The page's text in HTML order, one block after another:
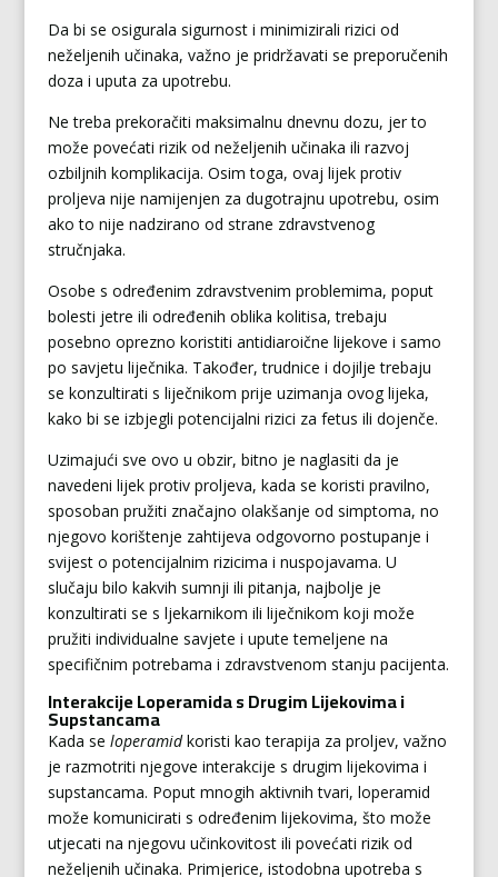
Da bi se osigurala sigurnost i minimizirali rizici od
neželjenih učinaka, važno je pridržavati se preporučenih
doza i uputa za upotrebu.
Ne treba prekoračiti maksimalnu dnevnu dozu, jer to
može povećati rizik od neželjenih učinaka ili razvoj
ozbiljnih komplikacija. Osim toga, ovaj lijek protiv
proljeva nije namijenjen za dugotrajnu upotrebu, osim
ako to nije nadzirano od strane zdravstvenog
stručnjaka.
Osobe s određenim zdravstvenim problemima, poput
bolesti jetre ili određenih oblika kolitisa, trebaju
posebno oprezno koristiti antidiaroične lijekove i samo
po savjetu liječnika. Također, trudnice i dojilje trebaju
se konzultirati s liječnikom prije uzimanja ovog lijeka,
kako bi se izbjegli potencijalni rizici za fetus ili dojenče.
Uzimajući sve ovo u obzir, bitno je naglasiti da je
navedeni lijek protiv proljeva, kada se koristi pravilno,
sposoban pružiti značajno olakšanje od simptoma, no
njegovo korištenje zahtijeva odgovorno postupanje i
svijest o potencijalnim rizicima i nuspojavama. U
slučaju bilo kakvih sumnji ili pitanja, najbolje je
konzultirati se s ljekarnikom ili liječnikom koji može
pružiti individualne savjete i upute temeljene na
specifičnim potrebama i zdravstvenom stanju pacijenta.
Interakcije Loperamida s Drugim Lijekovima i
Supstancama
Kada se loperamidkoristi kao terapija za proljev, važno
je razmotriti njegove interakcije s drugim lijekovima i
supstancama. Poput mnogih aktivnih tvari, loperamid
može komunicirati s određenim lijekovima, što može
utjecati na njegovu učinkovitost ili povećati rizik od
neželjenih učinaka. Primjerice, istodobna upotreba s